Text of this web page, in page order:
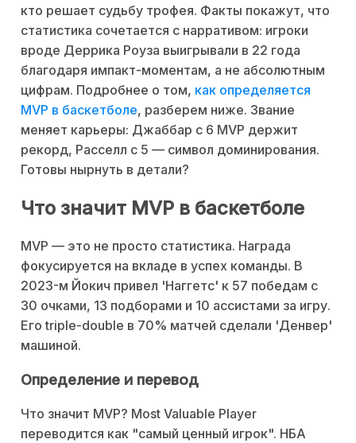
кто решает судьбу трофея. Факты покажут, что
статистика сочетается с нарративом: игроки
вроде Деррика Роуза выигрывали в 22 года
благодаря импакт-моментам, а не абсолютным
цифрам. Подробнее о том, как определяется
MVP в баскетболе, разберем ниже. Звание
меняет карьеры: Джаббар с 6 MVP держит
рекорд, Расселл с 5 — символ доминирования.
Готовы нырнуть в детали?
Что значит MVP в баскетболе
MVP — это не просто статистика. Награда
фокусируется на вкладе в успех команды. В
2023-м Йокич привел 'Наггетс' к 57 победам с
30 очками, 13 подборами и 10 ассистами за игру.
Его triple-double в 70% матчей сделали 'Денвер'
машиной.
Определение и перевод
Что значит MVP? Most Valuable Player
переводится как "самый ценный игрок". НБА